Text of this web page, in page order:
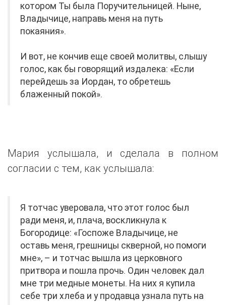
котором Ты была Поручительницей. Ныне,
Владычице, направь меня на путь
покаяния».
И вот, не кончив еще своей молитвы, слышу
голос, как бы говорящий издалека: «Если
перейдешь за Иордан, то обретешь
блаженный покой».
Мария услышала, и сделала в полном
согласии с тем, как услышала:
Я тотчас уверовала, что этот голос был
ради меня, и, плача, воскликнула к
Богородице: «Госпоже Владычице, не
оставь меня, грешницы скверной, но помоги
мне», – и тотчас вышла из церковного
притвора и пошла прочь. Один человек дал
мне три медные монеты. На них я купила
себе три хлеба и у продавца узнала путь на